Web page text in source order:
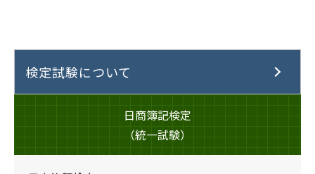
検定試験について
日商簿記検定
（統一試験）